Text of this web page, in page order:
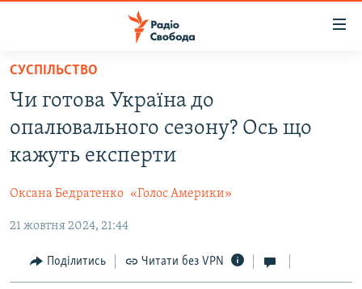
Перейти
основного
матеріалу
до
основної
Перейти
пошуку
ЕКОНОМІКА
СУСПІЛЬСТВО
КУЛЬТУРА
РОСІЙСЬКА «ФІЛЬТРАЦІЯ»
ДОНБАС.РЕАЛІЇ
КРИМ.РЕАЛІЇ
СУСПІЛЬСТВО
Чи готова Україна до
опалювального сезону? Ось що
кажуть експерти
Оксана Бедратенко «Голос Америки»
21 жовтня 2024, 21:44
Поділитись Читати без VPN